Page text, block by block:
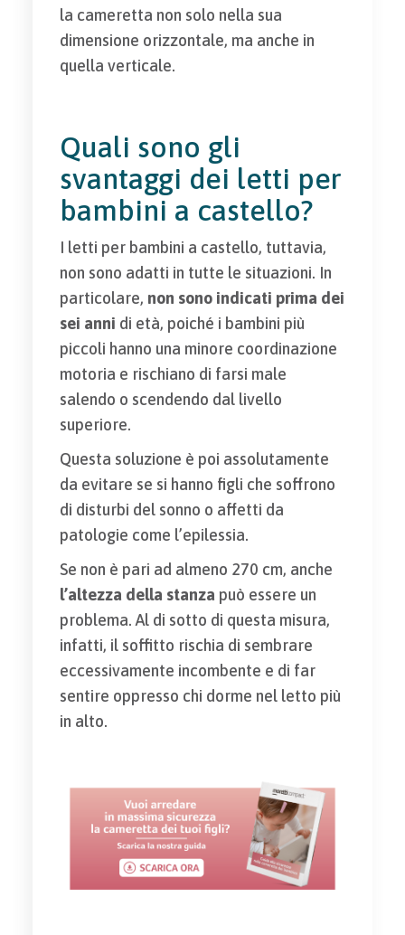
la cameretta non solo nella sua
dimensione orizzontale, ma anche in
quella verticale.
Quali sono gli
svantaggi dei letti per
bambini a castello?
I letti per bambini a castello, tuttavia,
non sono adatti in tutte le situazioni. In
particolare, non sono indicati prima dei
sei anni di età, poiché i bambini più
piccoli hanno una minore coordinazione
motoria e rischiano di farsi male
salendo o scendendo dal livello
superiore.
Questa soluzione è poi assolutamente
da evitare se si hanno figli che soffrono
di disturbi del sonno o affetti da
patologie come l’epilessia.
Se non è pari ad almeno 270 cm, anche
l’altezza della stanza può essere un
problema. Al di sotto di questa misura,
infatti, il soffitto rischia di sembrare
eccessivamente incombente e di far
sentire oppresso chi dorme nel letto più
in alto.